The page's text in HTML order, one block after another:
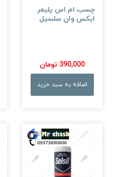
چسب ام اس پلیمر
ایکس وان سلسیل
390,000 تومان
اضافه به سبد خرید